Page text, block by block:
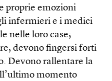
proprie emozioni
infermieri e i medici
nelle loro case;
devono fingersi forti
Devono rallentare la
momento